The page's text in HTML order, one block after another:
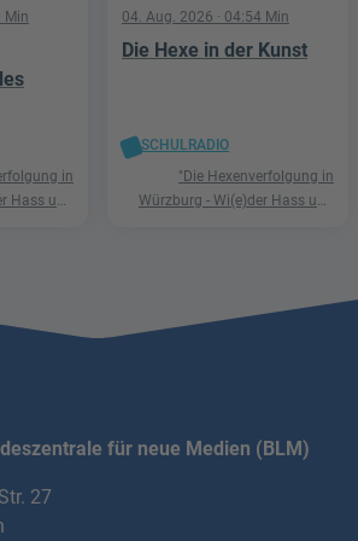
Min
in
Hass und
04. Aug. 2026 · 04:54 Min
Die Hexe in der Kunst
SCHULRADIO
"Die Hexenverfolgung in
Würzburg - Wi(e)der Hass und
für neue Medien (BLM)
27